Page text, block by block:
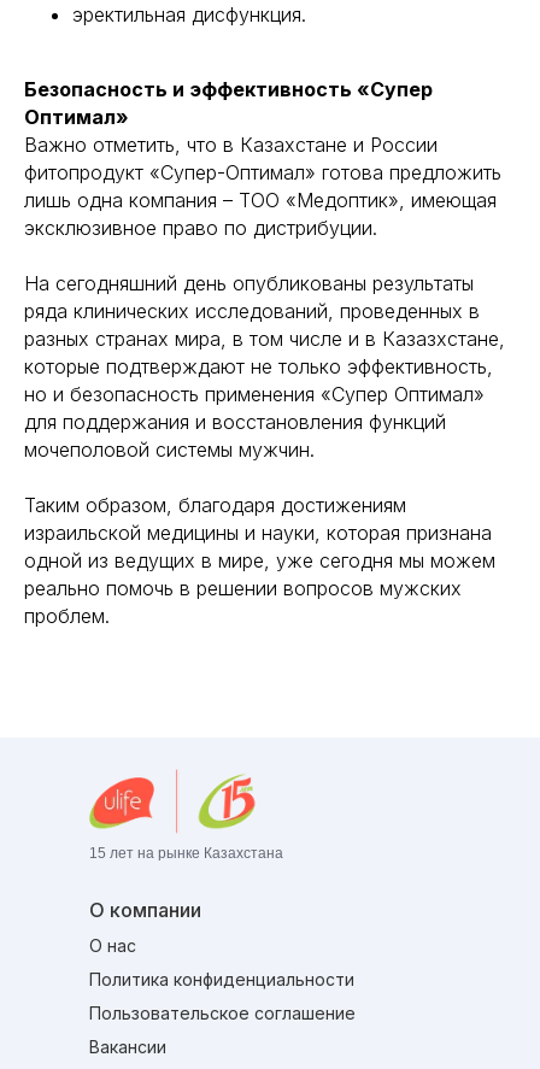
эректильная дисфункция.
Безопасность и эффективность «Супер
Оптимал»
Важно отметить, что в Казахстане и России
фитопродукт «Супер-Оптимал» готова предложить
лишь одна компания – ТОО «Медоптик», имеющая
эксклюзивное право по дистрибуции.
На сегодняшний день опубликованы результаты
ряда клинических исследований, проведенных в
разных странах мира, в том числе и в Казазхстане,
которые подтверждают не только эффективность,
но и безопасность применения «Супер Оптимал»
для поддержания и восстановления функций
мочеполовой системы мужчин.
Таким образом, благодаря достижениям
израильской медицины и науки, которая признана
одной из ведущих в мире, уже сегодня мы можем
реально помочь в решении вопросов мужских
проблем.
15 лет на рынке Казахстана
О компании
О нас
Политика конфиденциальности
Пользовательское соглашение
Вакансии